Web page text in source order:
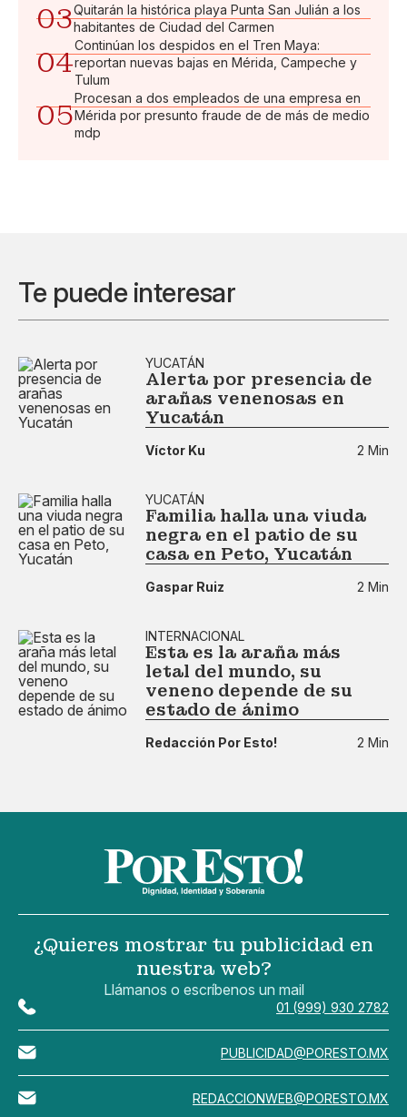
03Quitarán la histórica playa Punta San Julián a los
habitantes de Ciudad del Carmen
04
Continúan los despidos en el Tren Maya:
reportan nuevas bajas en Mérida, Campeche y
Tulum
05
Procesan a dos empleados de una empresa en
Mérida por presunto fraude de de más de medio
mdp
Te puede interesar
YUCATÁN
Alerta por presencia de
arañas venenosas en
Yucatán
Víctor Ku 2 Min
YUCATÁN
Familia halla una viuda
negra en el patio de su
casa en Peto, Yucatán
Gaspar Ruiz 2 Min
INTERNACIONAL
Esta es la araña más
letal del mundo, su
veneno depende de su
estado de ánimo
Redacción Por Esto! 2 Min
¿Quieres mostrar tu publicidad en
nuestra web?
Llámanos o escríbenos un mail
01 (999) 930 2782
PUBLICIDAD@PORESTO.MX
REDACCIONWEB@PORESTO.MX